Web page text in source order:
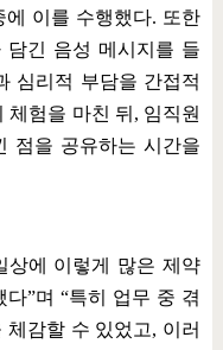
에 이를 수행했다. 또한
담긴 음성 메시지를 들
심리적 부담을 간접적
체험을 마친 뒤 , 임직원
점을 공유하는 시간을
상에 이렇게 많은 제약
다”며“특히 업무 중 겪
체감할 수 있었고, 이러